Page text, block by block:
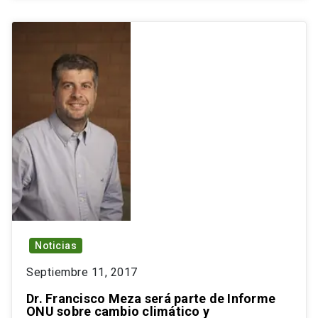
Noticias
Septiembre 11, 2017
Dr. Francisco Meza será parte de Informe
ONU sobre cambio climático y